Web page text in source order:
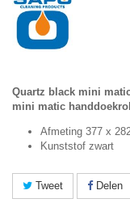
Quartz black mini
mini matic handdoekrol
Afmeting 377 x
Kunststof zwart
Tweet Delen